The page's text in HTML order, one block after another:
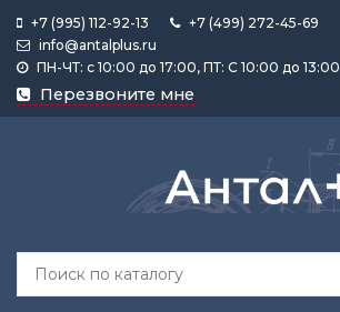
+7 (995) 112-92-13
+7 (499) 272-45-69
info@antalplus.ru
ПН-ЧТ: с 10:00 до 17:00, ПТ: С 10:00 до 13:00
Перезвоните мне
Каталог
продукции
Лента